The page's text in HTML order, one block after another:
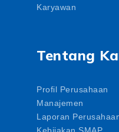
Karyawan
Tentang
Profil Perusahaan
Manajemen
Laporan
Kebijakan SMAP